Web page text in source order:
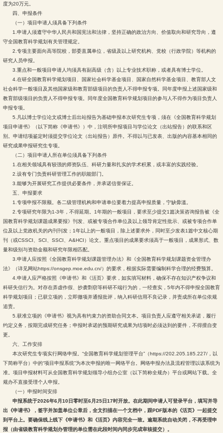
度为20万元。
四、申报条件
（一）项目申请人须具备下列条件
1.申请人须遵守中华人民共和国宪法和法律，坚持正确的政治方向、价值取向和研究导向，遵
守全国教育科学规划有关管理规定。
2.专项主要面向高等院校，部委直属单位，省级及以上研究机构、党校（行政学院）等机构的
研究人员申报。
3.重点和一般项目申请人均须具有副高级（含）以上专业技术职称，或者具有博士学位。
4.在研全国教育科学规划项目、国家社会科学基金项目、国家自然科学基金项目、教育部人文
社会科学一般项目及其他国家级和教育部级项目的负责人不得申报专项。同年度申报上述国家级和
教育部级项目的负责人不得申报专项。同年度全国教育科学规划项目的参与人不得作为项目负责人
申报专项。
5.凡以博士学位论文或博士后出站报告为基础申报本次研究生专项，须在《全国教育科学规划
项目申请书》（以下简称《申请书》）中，注明所申报项目与学位论文（出站报告）的联系和区
别。申请结项鉴定时须提交学位论文（出站报告）原件。不得以与已发表、出版的内容基本相同的
研究成果申报研究生专项。
（二）项目申请人所在单位须具备下列条件
1.在相关领域具有较强的师资队伍、科研力量和扎实的学术积累，或丰富的实践经验。
2.设有专门负责科研管理工作的职能部门。
3.能够为开展研究工作提供必要条件，并承诺信誉保证。
五、申报要求
1.专项申报不限额。各二级管理机构和申请单位要着力提高申报质量，宁缺毋滥。
2.专项研究年限为1-3年，不得延期。1年期的一般项目，要求至少提交1篇决策咨询报告被《全
国教育科学规划课题成果要报》刊发、或被专项合作单位及以上领导肯定性批示、或被专项合作单
位及以上党政机关的内刊刊发；1年以上的一般项目，除上述要求外，同时至少发表1篇中文核心期
刊（或CSSCI、SCI、SSCI、A&HCI）论文。重点项目的成果要求须高于一般项目，成果形式、数
量和级别与资助金额和研究年限相匹配。
3.申请人应按照《全国教育科学规划课题管理办法》和《全国教育科学规划课题资金管理办
法》（详见网站https://onsgep.moe.edu.cn/）的要求，根据实际需要编制科学合理的经费预算。
4.申请人应严格按照《申请书》和《活页》要求，如实填写材料，确保不存在知识产权争议和
科研失信行为。对存在弄虚作假、抄袭剽窃等科研不端行为的，一经查实，5年内不得申报全国教育
科学规划项目；已获立项的，立即撤项并通报批评，纳入科研信用不良记录，并责成所在单位依规
追责。
5.获准立项的《申请书》视为具有约束力的资助合同文本。项目负责人应遵守相关承诺，履行
约定义务，按期完成研究任务；申报时承诺的预期研究成果为结项时必须达到的要件，不得擅自变
更。
六、工作安排
本次研究生专项实行网络申报。“全国教育科学规划管理平台”（https://202.205.185.227/，以
下简称平台）中的“项目申报系统”为本次申报的唯一网络平台。网络申报办法及流程管理以该系统为
准。项目申报材料可从全国教育科学规划领导小组办公室（以下简称全规办）平台或网站下载。全
规办不直接受理个人申报。
（一）申报时间安排
申报系统于2026年6月10日零时至6月25日17时开放。在此期间申请人可登录平台，填写并导
出《申请书》，签字并加盖单位公章后，全文扫描在一个文档中，跟PDF版本的《活页》一起提交
到平台上。要确保线上线下《申请书》和《活页》内容完全一致。逾期系统自动关闭，不再受理申
报（由省级教育科学规划办管理的单位需在此段时间内同步完成审核提交）。